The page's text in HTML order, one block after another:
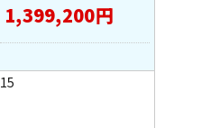
1,399,200円
15